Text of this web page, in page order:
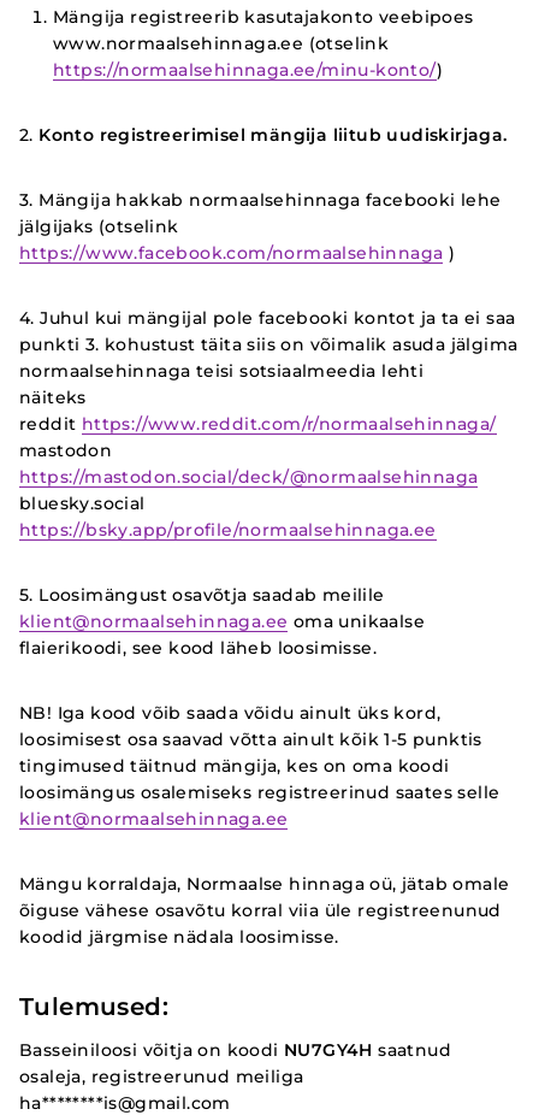
Mängija registreerib kasutajakonto veebipoes
www.normaalsehinnaga.ee (otselink
https://normaalsehinnaga.ee/minu-konto/)
2. Konto registreerimisel mängija liitub uudiskirjaga.
3. Mängija hakkab normaalsehinnaga facebooki lehe
jälgijaks (otselink
https://www.facebook.com/normaalsehinnaga )
4. Juhul kui mängijal pole facebooki kontot ja ta ei saa
punkti 3. kohustust täita siis on võimalik asuda jälgima
normaalsehinnaga teisi sotsiaalmeedia lehti
näiteks
reddit https://www.reddit.com/r/normaalsehinnaga/
mastodon
https://mastodon.social/deck/@normaalsehinnaga
bluesky.social
https://bsky.app/profile/normaalsehinnaga.ee
5. Loosimängust osavõtja saadab meilile
klient@normaalsehinnaga.ee oma unikaalse
flaierikoodi, see kood läheb loosimisse.
NB! Iga kood võib saada võidu ainult üks kord,
loosimisest osa saavad võtta ainult kõik 1-5 punktis
tingimused täitnud mängija, kes on oma koodi
loosimängus osalemiseks registreerinud saates selle
klient@normaalsehinnaga.ee
Mängu korraldaja, Normaalse hinnaga oü, jätab omale
õiguse vähese osavõtu korral viia üle registreenunud
koodid järgmise nädala loosimisse.
Tulemused:
Basseiniloosi võitja on koodi NU7GY4H saatnud
osaleja, registreerunud meiliga
ha********is@gmail.com